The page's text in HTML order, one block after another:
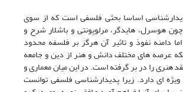
اساسا بحثی فلسفی است که از سوی
هوسرل، هایدگر، مرلوپونتی و باشلار شرح و
دامنه نفوذ و تاثیر آن هرگز بر فلسفه محدود
عرصه های مختلف دانش و هنر از دین و جامعه
هنری را در بر گرفته است. در این میان معماری و
ای دارد. زیرا پدیدارشناسی فلسفی توانست